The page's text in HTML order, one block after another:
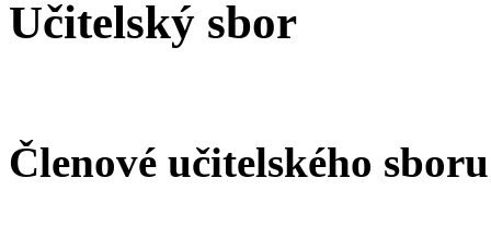
Učitelský sbor
Členové učitelského